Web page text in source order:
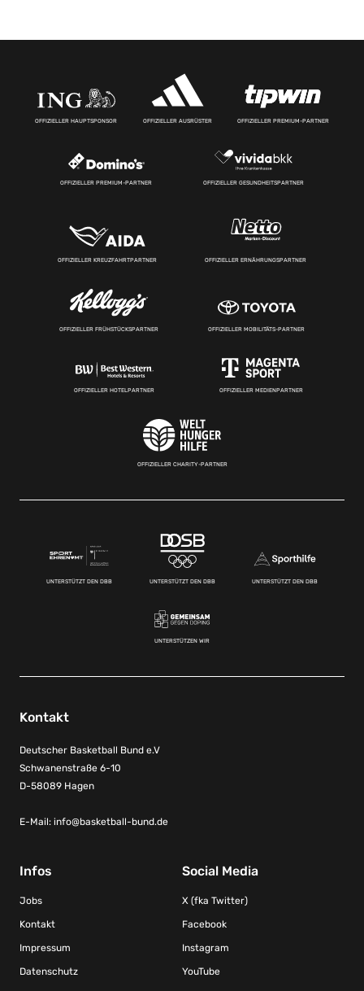
OFFIZIELLER HAUPTSPONSOR OFFIZIELLER AUSRÜSTER OFFIZIELLER PREMIUM-PARTNER
OFFIZIELLER PREMIUM-PARTNER OFFIZIELLER GESUNDHEITSPARTNER
OFFIZIELLER KREUZFAHRTPARTNER OFFIZIELLER ERNÄHRUNGSPARTNER
OFFIZIELLER FRÜHSTÜCKSPARTNER OFFIZIELLER MOBILITÄTS-PARTNER
OFFIZIELLER HOTELPARTNER OFFIZIELLER MEDIENPARTNER
OFFIZIELLER CHARITY-PARTNER
UNTERSTÜTZT DEN DBB UNTERSTÜTZT DEN DBB UNTERSTÜTZT DEN DBB
UNTERSTÜTZEN WIR
Kontakt
Deutscher Basketball Bund e.V
Schwanenstraße 6-10
D-58089 Hagen
E-Mail: info@basketball-bund.de
Infos
Jobs
Kontakt
Impressum
Datenschutz
Social Media
X (fka Twitter)
Facebook
Instagram
YouTube